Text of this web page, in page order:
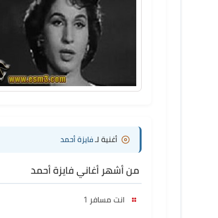
أغنية لـ فايزة أحمد
من أشهر أغاني فايزة أحمد
انت مسافر 1